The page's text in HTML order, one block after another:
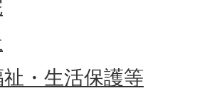
・生活保護等